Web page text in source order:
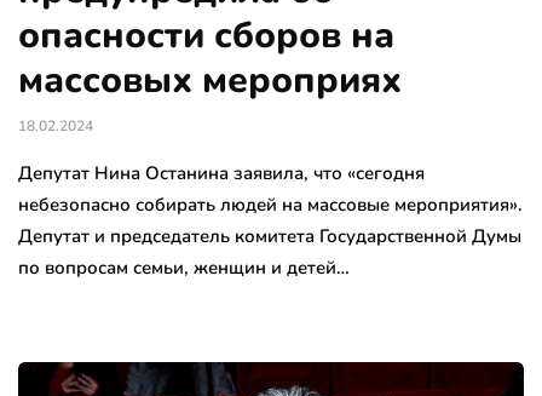
опасности сборов на
массовых мероприях
18.02.2024
Депутат Нина Останина заявила, что «сегодня
небезопасно собирать людей на массовые мероприятия».
Депутат и председатель комитета Государственной Думы
по вопросам семьи, женщин и детей…